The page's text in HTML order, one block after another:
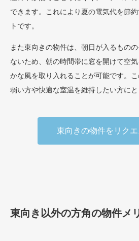
できます。これにより夏の電気代を節
トです。
また東向きの物件は、朝日が入るもの
ないため、朝の時間帯に窓を開けて空
かな風を取り入れることが可能です。
弱い方や快適な室温を維持したい方にと
東向きの物件をリク
東向き以外の方角の物件メ